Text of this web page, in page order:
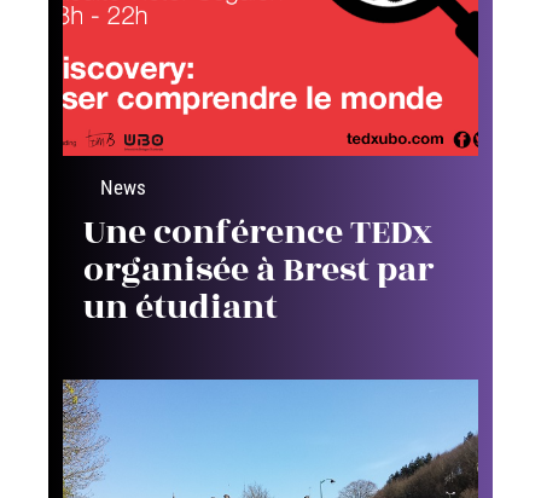
News
Une conférence TEDx
organisée à Brest par
un étudiant